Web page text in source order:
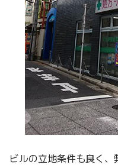
ビルの立地条件も良く